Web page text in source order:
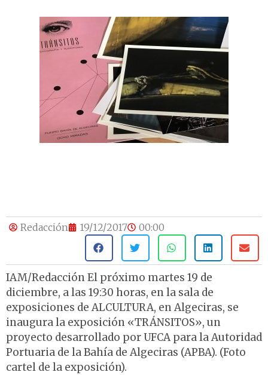
Redacción 19/12/2017 00:00
IAM/Redacción El próximo martes 19 de
diciembre, a las 19:30 horas, en la sala de
exposiciones de ALCULTURA, en Algeciras, se
inaugura la exposición «TRÁNSITOS», un
proyecto desarrollado por UFCA para la Autoridad
Portuaria de la Bahía de Algeciras (APBA). (Foto
cartel de la exposición).